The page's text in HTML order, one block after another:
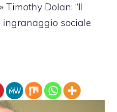
» Timothy Dolan: “Il
sociale